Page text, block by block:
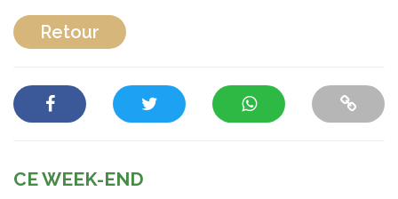
Retour
CE WEEK-END